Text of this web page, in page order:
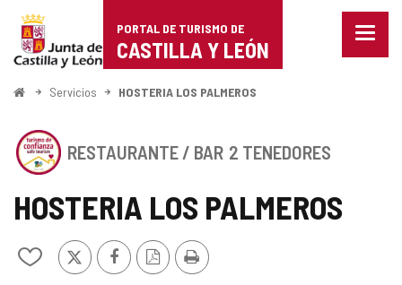
Portal
de
Turismo
de
Castilla
León
PORTAL DE TURISMO DE
CASTILLA Y LEÓN
Menu
InicioServicios HOSTERIA LOS PALMEROS
HOSTERIA LOS PALMEROS
Añadir/quitar
X FacebookVersión
PDF
Imprimir
RESTAURANTE / BAR 2 TENEDORES
establecimiento
el
DE
CONFIANZA